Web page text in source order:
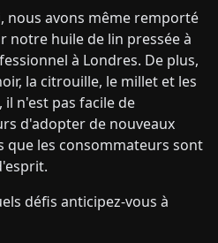
nous avons même remporté
notre huile de lin pressée à
à Londres. De plus,
la citrouille, le millet et les
il n'est pas facile de
d'adopter de nouveaux
que les consommateurs sont
défis anticipez-vous à